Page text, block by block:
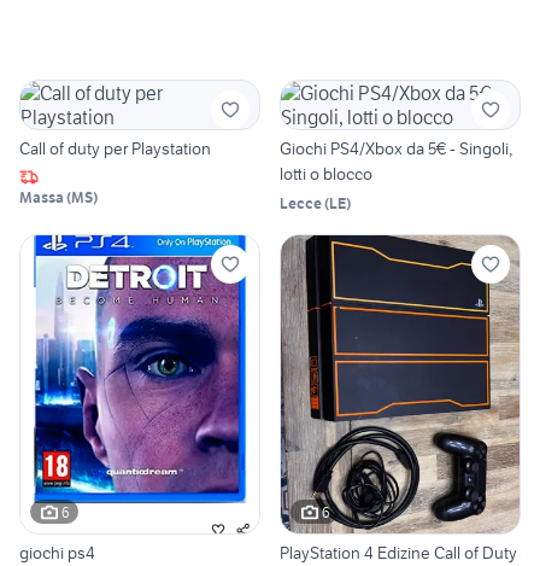
Call of duty per Playstation
Massa (MS)
Giochi PS4/Xbox da 5€ - Singoli,
lotti o blocco
Lecce(LE)
6
giochi ps4
6
PlayStation 4 Edizine Call of Duty